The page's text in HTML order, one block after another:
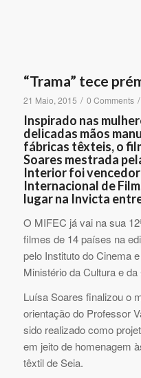
“Trama” tece
21 Maio, 2015 / 0 Comments /
Inspirado nas
delicadas mãos
fábricas têxteis, o
Soares mestrada
Interior foi
Internacional de
lugar na Invicta
O MIFEC já vai na sua
filmes de 14 países na
pelo Instituto do Cinema
Ministério da Cultura e
Luísa Soares finalizou o
orientação do Professor
sido realizado como
em jeito de homenagem
têxtil de Seia.